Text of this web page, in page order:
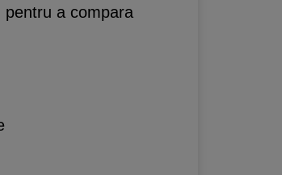
pentru a compara